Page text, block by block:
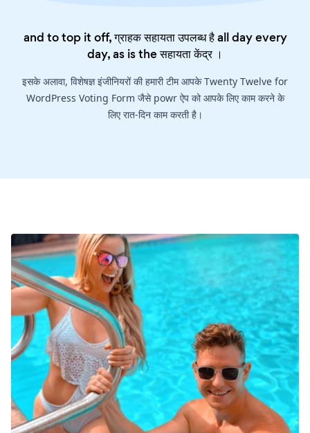
and to top it off, ग्राहक सहायता उपलब्ध है all day every
day, as is theसहायता केंद्र।
इसके अलावा, विशेषज्ञ इंजीनियरों की हमारी टीम आपके Twenty Twelve for
WordPress Voting Form जैसे powr ऐप को आपके लिए काम करने के
लिए रात-दिन काम करती है।